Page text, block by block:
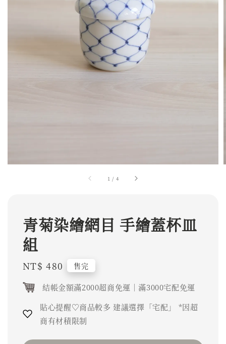
1 / 4
青菊染繪網目 手繪蓋杯皿
組
Regular
price
NT$ 480 售完
結帳金額滿2000超商免運｜滿3000宅配免運
貼心提醒♡商品較多 建議選擇「宅配」 *因超
商有材積限制